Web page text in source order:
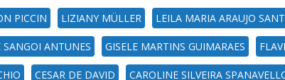
PICCIN LIZIANY MÜLLER LEILA MARIA ARAUJO
SANGOI ANTUNES GISELE MARTINS GUIMARAES
CESAR DE DAVID CAROLINE SILVEIRA